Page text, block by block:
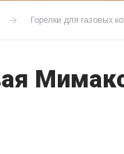
Горелки для газовых